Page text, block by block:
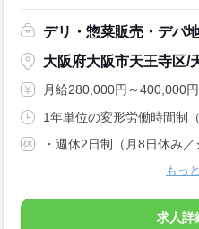
デリ・惣菜販売・デパ
大阪府大阪市天王寺区/
月給280,000円～400,000円
1年単位の変形労働時間制
・週休2日制（月8日休み
もっ
求人詳